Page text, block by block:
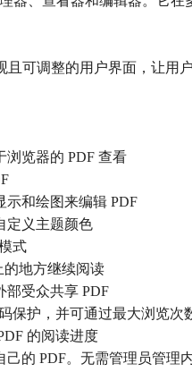
且可调整的用户界面，让用
浏览器的 PDF 查看
示和绘图来编辑 PDF
定义主题颜色
式
的地方继续阅读
部受众共享 PDF
保护，并可通过最大浏览次
的阅读进度
己的 PDF。无需管理员管理